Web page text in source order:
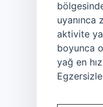
uyanınca
aktivite
boyunca
yağ en